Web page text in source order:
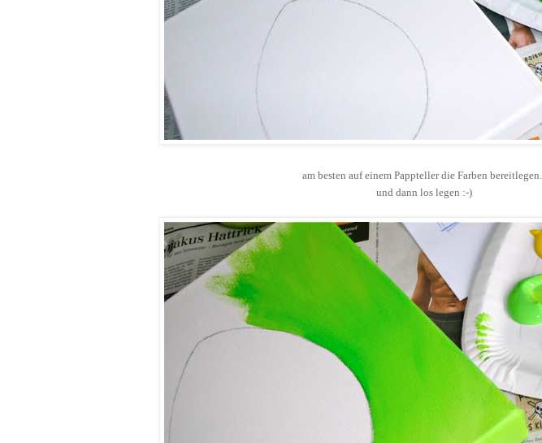
am besten auf einem Pappteller die Farben bereitlegen...
und dann los legen :-)